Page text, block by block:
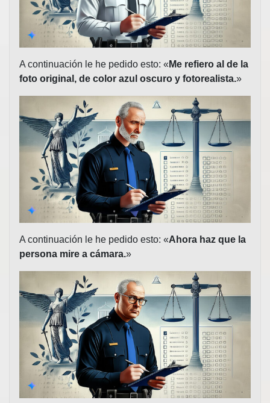
A continuación le he pedido esto: « Me refiero al de la
foto original, de color azul oscuro y fotorealista.»
A continuación le he pedido esto: «Ahora haz que la
persona mire a cámara.»